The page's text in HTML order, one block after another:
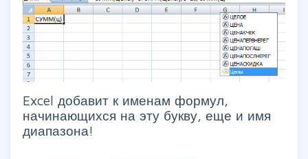
Excel добавит к именам формул,
начинающихся на эту букву, еще и имя
диапазона!